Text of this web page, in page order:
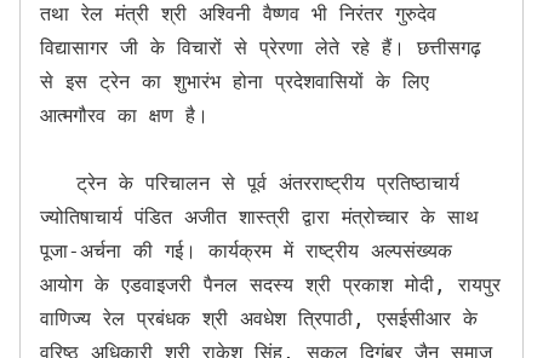
तथा रेल मंत्री श्री अश्विनी वैष्णव भी निरंतर गुरुदेव
विद्यासागर जी के विचारों से प्रेरणा लेते रहे हैं। छत्तीसगढ़
से इस ट्रेन का शुभारंभ होना प्रदेशवासियों के लिए
आत्मगौरव का क्षण है।
   ट्रेन के परिचालन से पूर्व अंतरराष्ट्रीय प्रतिष्ठाचार्य
ज्योतिषाचार्य पंडित अजीत शास्त्री द्वारा मंत्रोच्चार के साथ
पूजा-अर्चना की गई। कार्यक्रम में राष्ट्रीय अल्पसंख्यक
आयोग के एडवाइजरी पैनल सदस्य श्री प्रकाश मोदी, रायपुर
वाणिज्य रेल प्रबंधक श्री अवधेश त्रिपाठी, एसईसीआर के
वरिष्ठ अधिकारी श्री राकेश सिंह, सकल दिगंबर जैन समाज